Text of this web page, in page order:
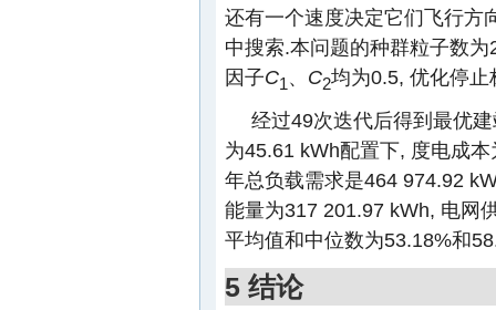
还有一个速度决定它们飞行方
中搜索.本问题的种群粒子数
因子C1、 C2均为0.5, 优化停
经过49次迭代后得到最优
为45.61 kWh配置下, 度电成
年总负载需求是464 974.92
能量为317 201.97 kWh, 电网
平均值和中位数为53.18%和
5 结论